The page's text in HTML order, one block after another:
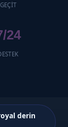
GEÇIT
24
derin